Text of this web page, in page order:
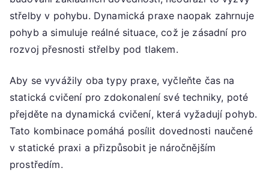
střelby v pohybu. Dynamická praxe naopak zahrnuje
pohyb a simuluje reálné situace, což je zásadní pro
rozvoj přesnosti střelby pod tlakem.
Aby se vyvážily oba typy praxe, vyčleňte čas na
statická cvičení pro zdokonalení své techniky, poté
přejděte na dynamická cvičení, která vyžadují pohyb.
Tato kombinace pomáhá posílit dovednosti naučené
v statické praxi a přizpůsobit je náročnějším
prostředím.